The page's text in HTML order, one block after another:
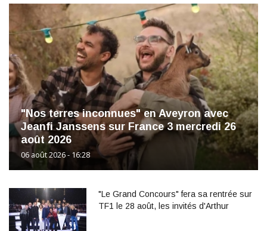
"Nos terres inconnues" en Aveyron avec
Jeanfi Janssens sur France 3 mercredi 26
août 2026
06 août 2026 - 16:28
"Le Grand Concours" fera sa rentrée sur
TF1 le 28 août, les invités d'Arthur